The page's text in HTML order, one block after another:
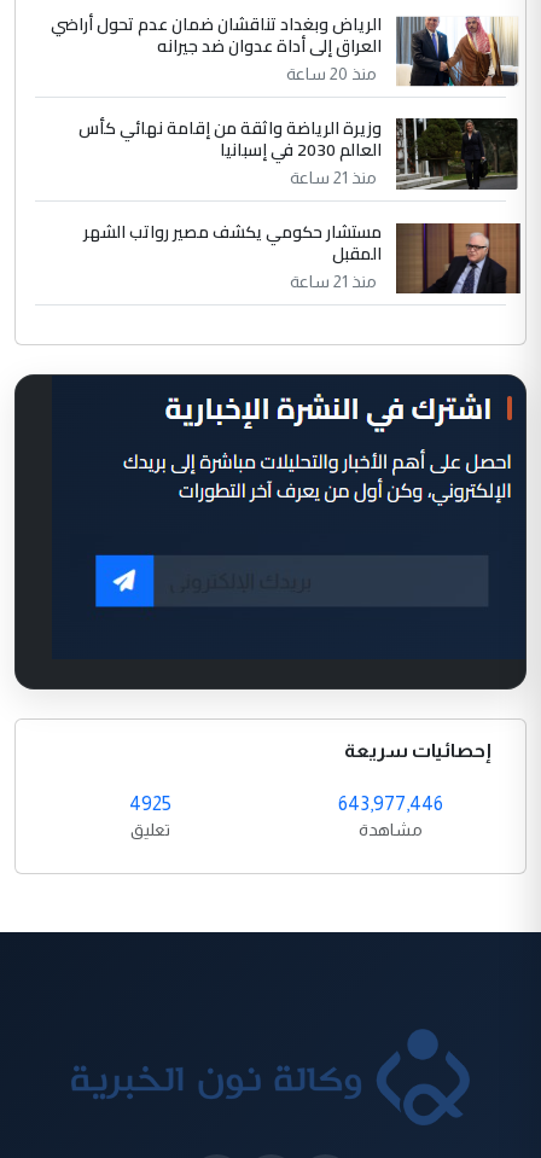
الرياض وبغداد تناقشان ضمان عدم تحول أراضي
العراق إلى أداة عدوان ضد جيرانه
منذ 20 ساعة
وزيرة الرياضة واثقة من إقامة نهائي كأس
العالم 2030 في إسبانيا
منذ 21 ساعة
مستشار حكومي يكشف مصير رواتب الشهر
المقبل
منذ 21 ساعة
إحصائيات سريعة
643,977,446
مشاهدة
4925
تعليق